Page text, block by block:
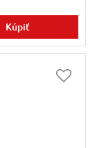
Kúpiť